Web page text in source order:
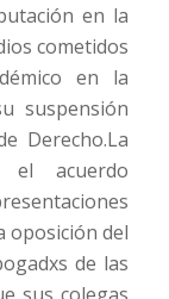
en la
cometidos
en la
suspensión
Derecho.La
el acuerdo
oposición del
de las